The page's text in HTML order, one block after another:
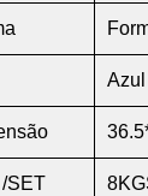
Azul
/SET